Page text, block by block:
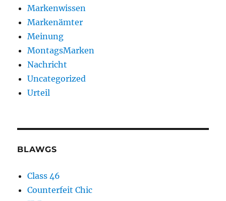
Markenwissen
Markenämter
Meinung
MontagsMarken
Nachricht
Uncategorized
Urteil
BLAWGS
Class 46
Counterfeit Chic